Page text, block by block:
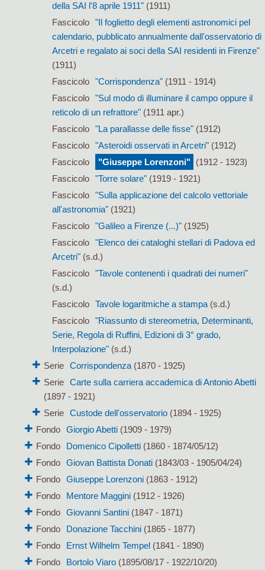
della SAI l'8 aprile 1911"(1911)
Fascicolo
"Il foglietto degli elementi astronomici pel
calendario, pubblicato annualmente dall'osservatorio di
Arcetri e regalato ai soci della SAI residenti in Firenze"
(1911)
Fascicolo
"Corrispondenza"(1911 - 1914)
Fascicolo
"Sul modo di illuminare il campo oppure il
reticolo di un refrattore"(1911 apr.)
Fascicolo
"La parallasse delle fisse"(1912)
Fascicolo
"Asteroidi osservati in Arcetri"(1912)
Fascicolo
"Giuseppe Lorenzoni"
(1912 - 1923)
Fascicolo
"Torre solare"(1919 - 1921)
Fascicolo
"Sulla applicazione del calcolo vettoriale
all'astronomia"(1921)
Fascicolo
"Galileo a Firenze (...)"(1925)
Fascicolo
"Elenco dei cataloghi stellari di Padova ed
Arcetri"(s.d.)
Fascicolo
"Tavole contenenti i quadrati dei numeri"
(s.d.)
Fascicolo
Tavole logaritmiche a stampa(s.d.)
Fascicolo
"Riassunto di stereometria, Determinanti,
Serie, Regola di Ruffini, Edizioni di 3° grado,
Interpolazione"(s.d.)
Serie
Corrispondenza (1870 - 1925)
Serie
Carte sulla carriera accademica di Antonio Abetti
(1897 - 1921)
Serie
Custode dell'osservatorio (1894 - 1925)
Fondo Giorgio Abetti(1909 - 1979)
Fondo
Domenico Cipolletti(1860 - 1874/05/12)
Fondo Giovan Battista Donati(1843/03 - 1905/04/24)
Fondo Giuseppe Lorenzoni(1863 - 1912)
Fondo
Mentore Maggini(1912 - 1926)
Fondo Giovanni Santini(1847 - 1871)
Fondo
Donazione Tacchini(1865 - 1877)
Fondo
Ernst Wilhelm Tempel(1841 - 1890)
Fondo
Bortolo Viaro(1895/08/17 - 1922/10/20)